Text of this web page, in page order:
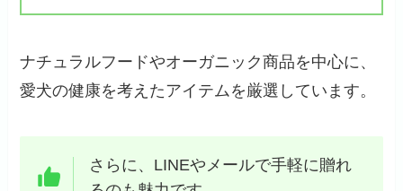
ナチュラルフードやオーガニック商品を中心に、
愛犬の健康を考えたアイテムを厳選しています。
さらに、LINEやメールで手軽に贈れ